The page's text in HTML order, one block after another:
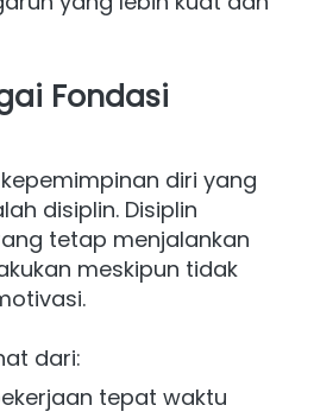
Fondasi
diri yang
disiplin. Disiplin
tetap menjalankan
meskipun tidak
dari:
tepat waktu